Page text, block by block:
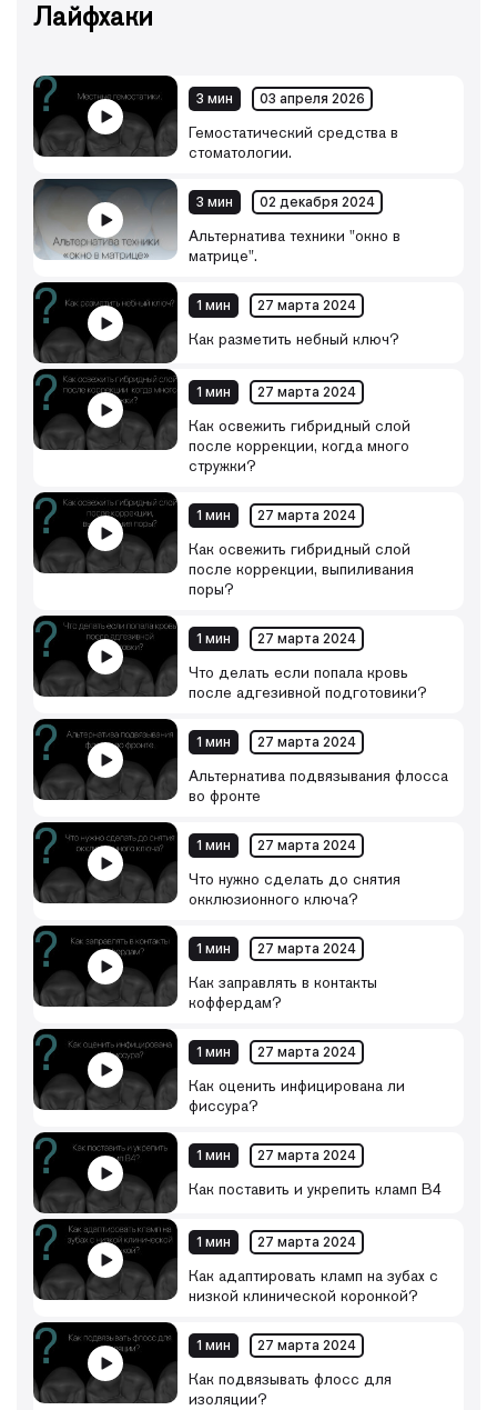
Лайфхаки
3 мин 03 апреля 2026
Гемостатический средства в
стоматологии.
3 мин 02 декабря 2024
Альтернатива техники "окно в
матрице".
1 мин 27 марта 2024
Как разметить небный ключ?
1 мин 27 марта 2024
Как освежить гибридный слой
после коррекции, когда много
стружки?
1 мин 27 марта 2024
Как освежить гибридный слой
после коррекции, выпиливания
поры?
1 мин 27 марта 2024
Что делать если попала кровь
после адгезивной подготовики?
1 мин 27 марта 2024
Альтернатива подвязывания флосса
во фронте
1 мин 27 марта 2024
Что нужно сделать до снятия
окклюзионного ключа?
1 мин 27 марта 2024
Как заправлять в контакты
коффердам?
1 мин 27 марта 2024
Как оценить инфицирована ли
фиссура?
1 мин 27 марта 2024
Как поставить и укрепить кламп B4
1 мин 27 марта 2024
Как адаптировать кламп на зубах с
низкой клинической коронкой?
1 мин 27 марта 2024
Как подвязывать флосс для
изоляции?